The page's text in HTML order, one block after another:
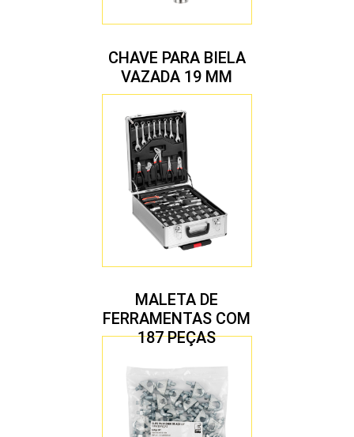
CHAVE PARA BIELA
VAZADA 19 MM
MALETA DE
FERRAMENTAS COM
187 PEÇAS